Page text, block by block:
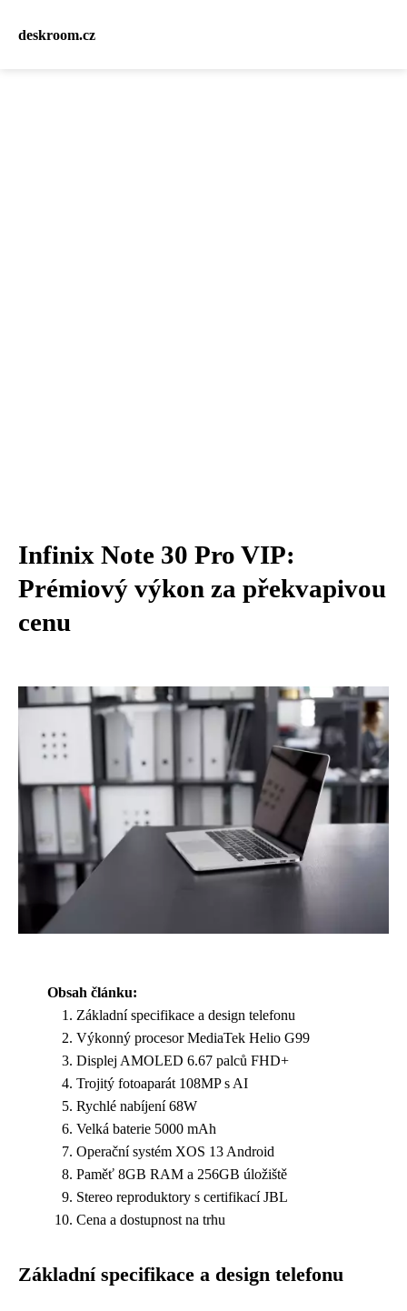
deskroom.cz
Infinix Note 30 Pro VIP:
Prémiový výkon za překvapivou
cenu
Obsah článku:
Základní specifikace a design telefonu
Výkonný procesor MediaTek Helio G99
Displej AMOLED 6.67 palců FHD+
Trojitý fotoaparát 108MP s AI
Rychlé nabíjení 68W
Velká baterie 5000 mAh
Operační systém XOS 13 Android
Paměť 8GB RAM a 256GB úložiště
Stereo reproduktory s certifikací JBL
Cena a dostupnost na trhu
Základní specifikace a design telefonu